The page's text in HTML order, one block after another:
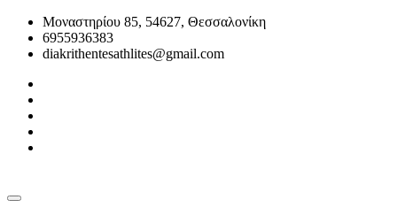
Μοναστηρίου 85, 54627, Θεσσαλονίκη
6955936383
diakrithentesathlites@gmail.com